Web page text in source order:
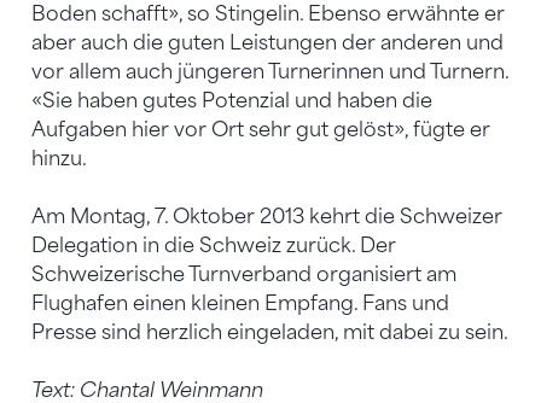
Boden schafft», so Stingelin. Ebenso erwähnte er
aber auch die guten Leistungen der anderen und
vor allem auch jüngeren Turnerinnen und Turnern.
«Sie haben gutes Potenzial und haben die
Aufgaben hier vor Ort sehr gut gelöst», fügte er
hinzu.
Am Montag, 7. Oktober 2013 kehrt die Schweizer
Delegation in die Schweiz zurück. Der
Schweizerische Turnverband organisiert am
Flughafen einen kleinen Empfang. Fans und
Presse sind herzlich eingeladen, mit dabei zu sein.
Text: Chantal Weinmann